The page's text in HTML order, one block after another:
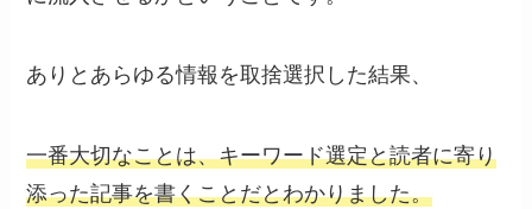
ありとあらゆる情報を取捨選択した結果、
一番大切なことは、キーワード選定と読者に寄り
添った記事を書くことだとわかりました。